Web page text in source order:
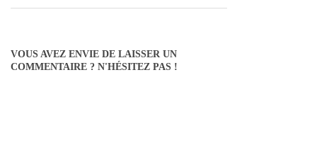
04
VOUS AVEZ ENVIE DE LAISSER UN
COMMENTAIRE ? N'HÉSITEZ PAS !